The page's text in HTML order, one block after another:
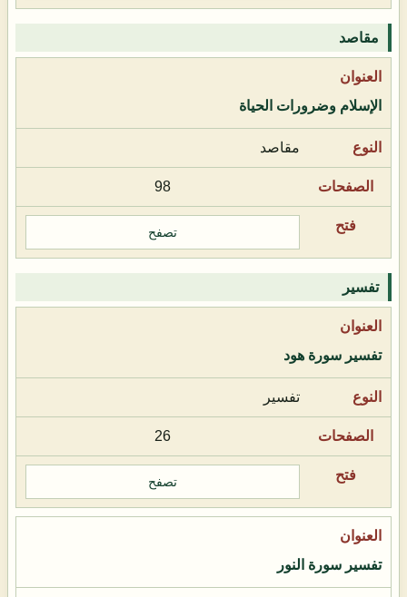
مقاصد
الإسلام وضرورات الحياة
مقاصد
98
تصفح
تفسير
تفسير سورة هود
تفسير
26
تصفح
تفسير سورة النور